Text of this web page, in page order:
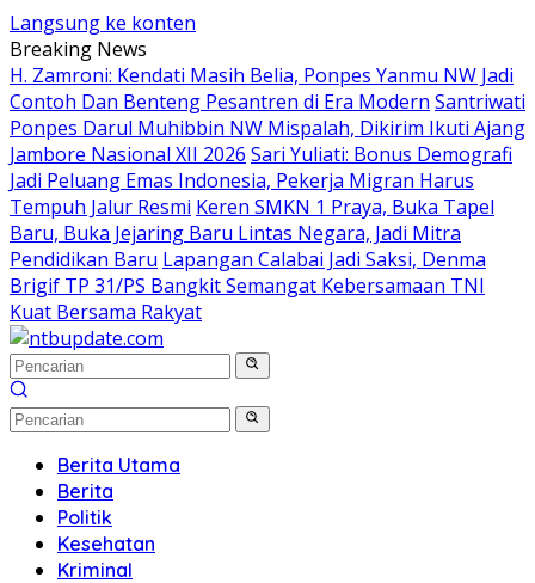
Langsung ke konten
Breaking News
H. Zamroni: Kendati Masih Belia, Ponpes Yanmu NW Jadi
Contoh Dan Benteng Pesantren di Era Modern Santriwati
Ponpes Darul Muhibbin NW Mispalah, Dikirim Ikuti Ajang
Jambore Nasional XII 2026 Sari Yuliati: Bonus Demografi
Jadi Peluang Emas Indonesia, Pekerja Migran Harus
Tempuh Jalur Resmi Keren SMKN 1 Praya, Buka Tapel
Baru, Buka Jejaring Baru Lintas Negara, Jadi Mitra
Pendidikan Baru Lapangan Calabai Jadi Saksi, Denma
Brigif TP 31/PS Bangkit Semangat Kebersamaan TNI
Kuat Bersama Rakyat
Berita Utama
Berita
Politik
Kesehatan
Kriminal